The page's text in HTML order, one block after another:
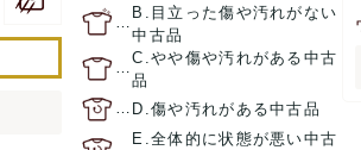
B.目立った傷や汚れがない
中古品
C.やや傷や汚れがある中古
品
D.傷や汚れがある中古品
E.全体的に状態が悪い中古